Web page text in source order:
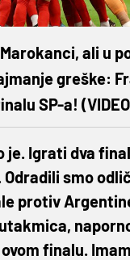
ali u
greške:
SP-a!
je. Igrati dva
smo
protiv
finalu.